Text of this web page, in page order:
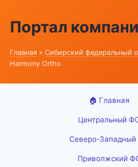
Портал
Главная » Сибирский федеральный
Harmony Ortho
🏠 Главная
Центральный
Северо-
Приволжский